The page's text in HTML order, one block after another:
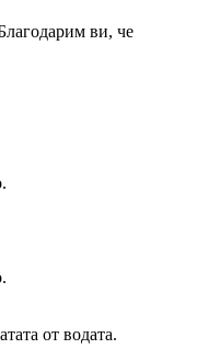
ви, че
от водата.